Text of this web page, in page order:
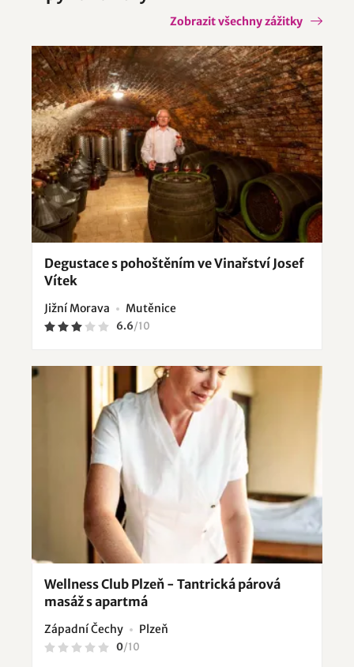
Zobrazit všechny zážitky
Degustace s pohoštěním ve Vinařství Josef
Vítek
Jižní Morava Mutěnice
6.6/10
Wellness Club Plzeň - Tantrická párová
masáž s apartmá
Západní Čechy Plzeň
0/10